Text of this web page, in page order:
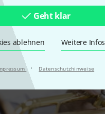
Geht klar
ablehnen Weitere Infos
· Datenschutzhinweise
gewusst?
Alle